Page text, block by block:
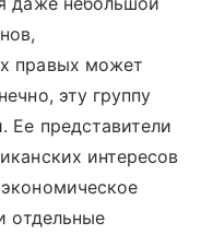
правых может
эту группу
Ее представители
интересов
отдельные